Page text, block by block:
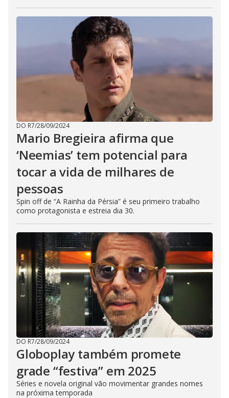
DO R7/28/09/2024
Mario Bregieira afirma que
‘Neemias’ tem potencial para
tocar a vida de milhares de
pessoas
Spin off de “A Rainha da Pérsia” é seu primeiro trabalho
como protagonista e estreia dia 30.
DO R7/28/09/2024
Globoplay também promete
grade “festiva” em 2025
Séries e novela original vão movimentar grandes nomes
na próxima temporada